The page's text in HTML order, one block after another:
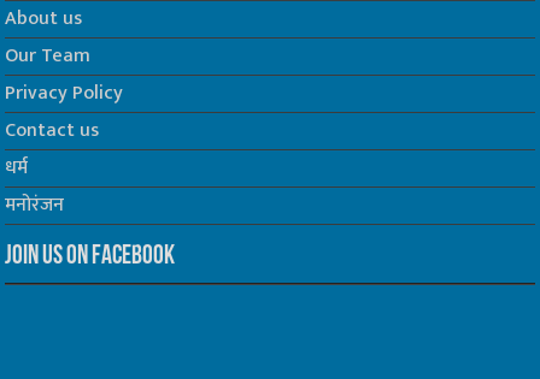
About us
Our Team
Privacy Policy
Contact us
धर्म
मनोरंजन
Join us on Facebook